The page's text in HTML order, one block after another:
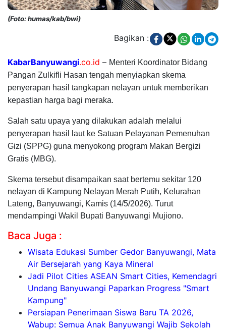
(Foto: humas/kab/bwi)
Bagikan :
KabarBanyuwangi.co.id – Menteri Koordinator Bidang
Pangan Zulkifli Hasan tengah menyiapkan skema
penyerapan hasil tangkapan nelayan untuk memberikan
kepastian harga bagi meraka.
Salah satu upaya yang dilakukan adalah melalui
penyerapan hasil laut ke Satuan Pelayanan Pemenuhan
Gizi (SPPG) guna menyokong program Makan Bergizi
Gratis (MBG).
Skema tersebut disampaikan saat bertemu sekitar 120
nelayan di Kampung Nelayan Merah Putih, Kelurahan
Lateng, Banyuwangi, Kamis (14/5/2026). Turut
mendampingi Wakil Bupati Banyuwangi Mujiono.
Baca Juga :
Wisata Edukasi Sumber Gedor Banyuwangi, Mata
Air Bersejarah yang Kaya Mineral
Jadi Pilot Cities ASEAN Smart Cities, Kemendagri
Undang Banyuwangi Paparkan Progress "Smart
Kampung"
Persiapan Penerimaan Siswa Baru TA 2026,
Wabup: Semua Anak Banyuwangi Wajib Sekolah